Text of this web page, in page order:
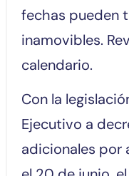
fechas pueden
inamovibles.
calendario.
Con la
Ejecutivo a
adicionales por